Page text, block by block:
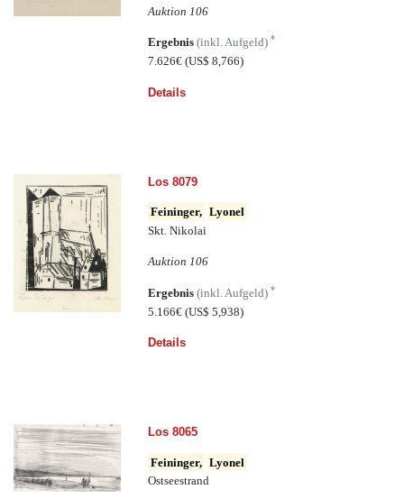
Auktion 106
Ergebnis(inkl. Aufgeld)*
7.626€(US$ 8,766)
Details
Los 8079
Feininger, Lyonel
Skt. Nikolai
Auktion 106
Ergebnis(inkl. Aufgeld)*
5.166€(US$ 5,938)
Details
Los 8065
Feininger, Lyonel
Ostseestrand